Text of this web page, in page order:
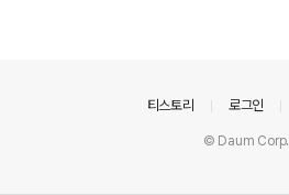
티스토리 로그인
© Daum Corp.